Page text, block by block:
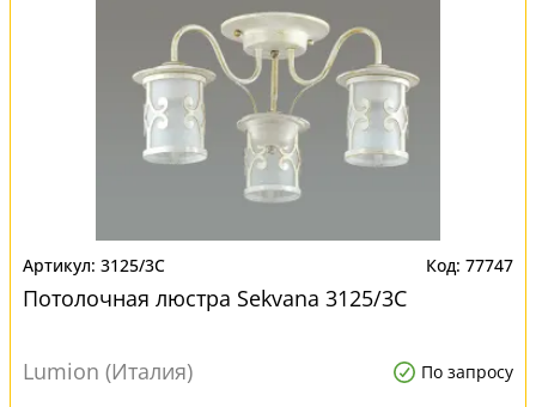
3125/3C 77747
Потолочная люстра Sekvana 3125/3C
Lumion (Италия) По запросу